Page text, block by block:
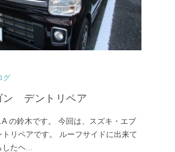
グ
ン デントリペア
の鈴木です。 今回は、スズキ・エブ
トリペアです。 ルーフサイドに出来て
したヘ...